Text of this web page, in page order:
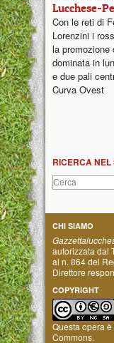
Lucchese-
Con le reti di
Lorenzini i
la promozione
dominata in
e due pali
Curva Ovest
RICERCA NEL
CHI SIAMO
autorizzata dal
al n. 864 del
Direttore
COPYRIGHT
Questa opera
Commons.